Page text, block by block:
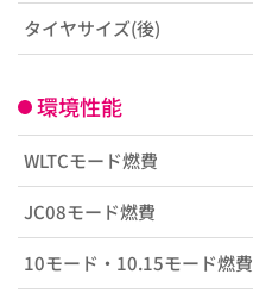
タイヤサイズ(後)
環境性能
WLTCモード燃費
JC08モード燃費
10モード・10.15モード燃費